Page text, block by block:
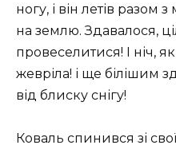
ногу, і він летів разом
на землю. Здавалося,
провеселитися! І ніч,
жевріла! і ще білішим
від блиску снігу!
Коваль спинився зі